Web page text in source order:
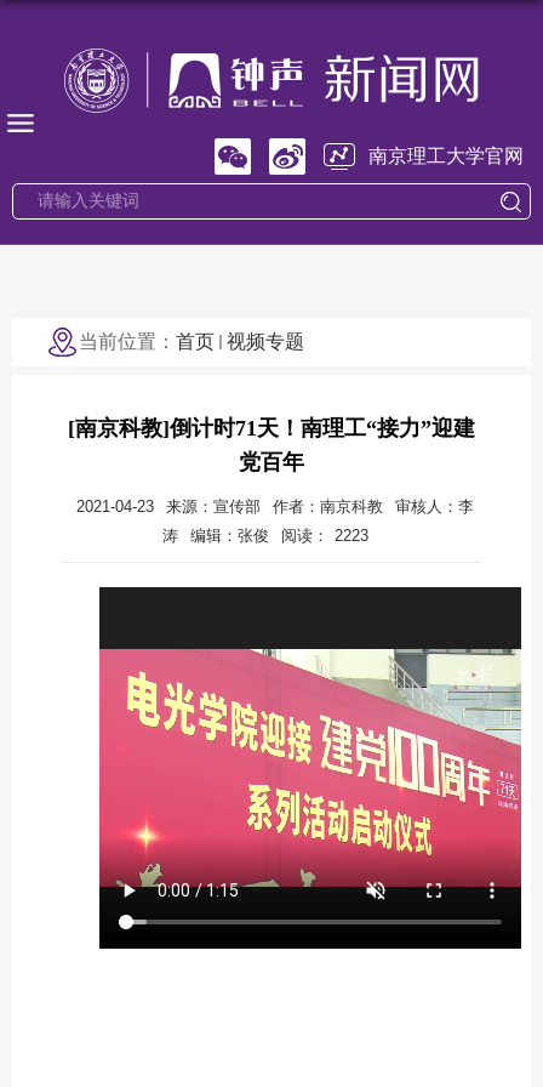
南京理工大学官网
当前位置： 首页 视频专题
[南京科教]倒计时71天！南理工“接力”迎建
党百年
2021-04-23 来源：宣传部 作者：南京科教
审核人：李
涛
编辑：张俊 阅读： 2223